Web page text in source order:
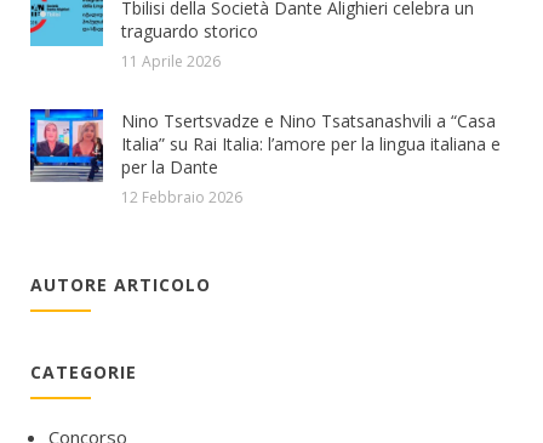
Tbilisi della Società Dante Alighieri celebra un
traguardo storico
11 Aprile 2026
Nino Tsertsvadze e Nino Tsatsanashvili a “Casa
Italia” su Rai Italia: l’amore per la lingua italiana e
per la Dante
12 Febbraio 2026
AUTORE ARTICOLO
CATEGORIE
Concorso